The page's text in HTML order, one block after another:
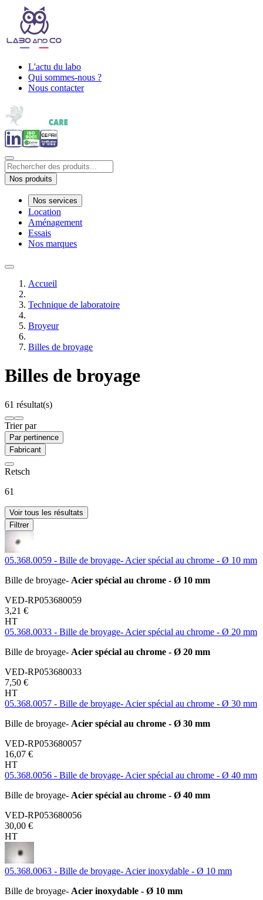
L'actu du labo
Qui sommes-nous ?
Nous contacter
Nos produits
Nos services
Location
Aménagement
Essais
Nos marques
Accueil
Technique de laboratoire
Broyeur
Billes de broyage
Billes de broyage
61 résultat(s)
Trier par
Par pertinence
Fabricant
Retsch
61
Voir tous les résultats
Filtrer
05.368.0059 - Bille de broyage- Acier spécial au chrome - Ø 10 mm
Bille de broyage- Acier spécial au chrome - Ø 10 mm
VED-RP053680059
3,21 €
HT
05.368.0033 - Bille de broyage- Acier spécial au chrome - Ø 20 mm
Bille de broyage- Acier spécial au chrome - Ø 20 mm
VED-RP053680033
7,50 €
HT
05.368.0057 - Bille de broyage- Acier spécial au chrome - Ø 30 mm
Bille de broyage- Acier spécial au chrome - Ø 30 mm
VED-RP053680057
16,07 €
HT
05.368.0056 - Bille de broyage- Acier spécial au chrome - Ø 40 mm
Bille de broyage- Acier spécial au chrome - Ø 40 mm
VED-RP053680056
30,00 €
HT
05.368.0063 - Bille de broyage- Acier inoxydable - Ø 10 mm
Bille de broyage- Acier inoxydable - Ø 10 mm